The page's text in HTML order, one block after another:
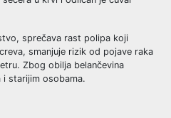
sprečava rast polipa koji
smanjuje rizik od pojave raka
Zbog obilja belančevina
i starijim osobama.